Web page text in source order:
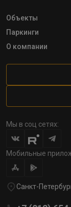
Объекты
Паркинги
О компании
Мы в соц сетях:
Мобильные
Санкт-